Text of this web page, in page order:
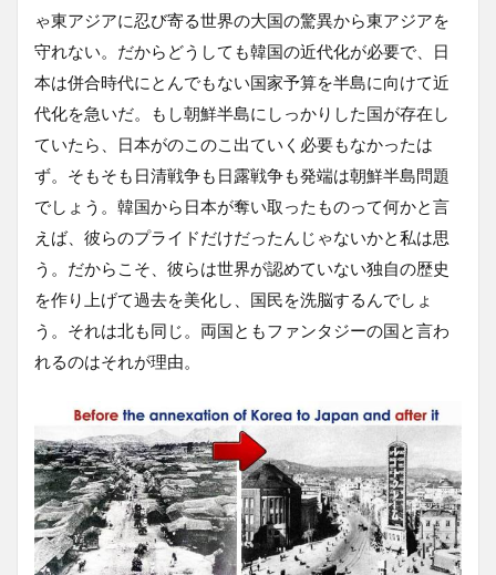
ゃ東アジアに忍び寄る世界の大国の驚異から東アジアを
守れない。だからどうしても韓国の近代化が必要で、日
本は併合時代にとんでもない国家予算を半島に向けて近
代化を急いだ。もし朝鮮半島にしっかりした国が存在し
ていたら、日本がのこのこ出ていく必要もなかったは
ず。そもそも日清戦争も日露戦争も発端は朝鮮半島問題
でしょう。韓国から日本が奪い取ったものって何かと言
えば、彼らのプライドだけだったんじゃないかと私は思
う。だからこそ、彼らは世界が認めていない独自の歴史
を作り上げて過去を美化し、国民を洗脳するんでしょ
う。それは北も同じ。両国ともファンタジーの国と言わ
れるのはそれが理由。